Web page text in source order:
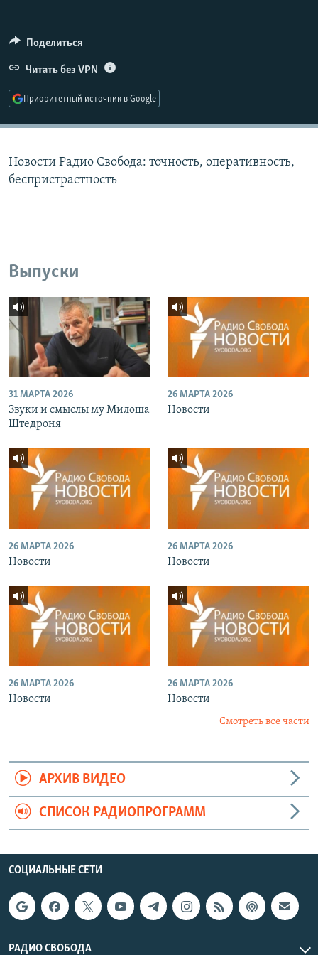
ПОДПИШИТЕСЬ НА РАССЫЛКУ
СОЦИАЛЬНЫЕ СЕТИ
Поделиться
Читать без VPN
Приоритетный источник в Google
Новости Радио Свобода: точность, оперативность,
беспристрастность
Выпуски
31 МАРТА 2026
Звуки и смыслы му Милоша
Штедроня
26 МАРТА 2026
Новости
26 МАРТА 2026
Новости
26 МАРТА 2026
Новости
26 МАРТА 2026
Новости
26 МАРТА 2026
Новости
Смотреть все части
АРХИВ ВИДЕО
СПИСОК РАДИОПРОГРАММ
СОЦИАЛЬНЫЕ СЕТИ
РАДИО СВОБОДА